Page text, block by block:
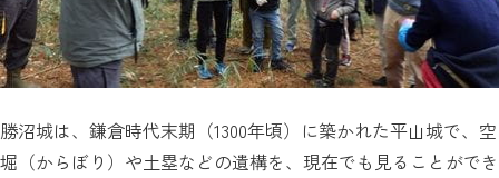
勝沼城は、鎌倉時代末期（1300年頃）に築かれた平山城で、空
堀（からぼり）や土塁などの遺構を、現在でも見ることができ